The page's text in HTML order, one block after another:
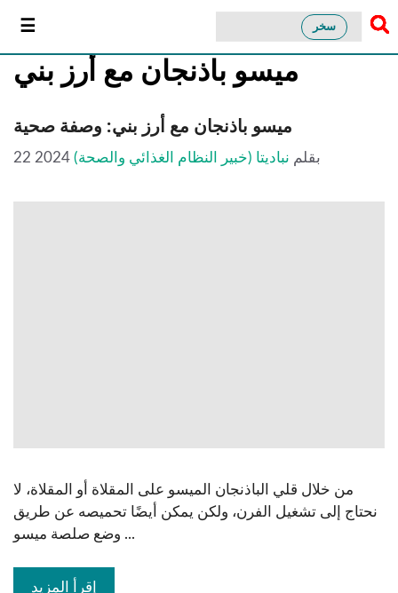
سخر
ميسو باذنجان مع أرز بني
ميسو باذنجان مع أرز بني: وصفة صحية
22 2024 بقلم نباديتا (خبير النظام الغذائي والصحة)
من خلال قلي الباذنجان الميسو على المقلاة أو المقلاة، لا
نحتاج إلى تشغيل الفرن، ولكن يمكن أيضًا تحميصه عن طريق
وضع صلصة ميسو ...
إقرأ المزيد